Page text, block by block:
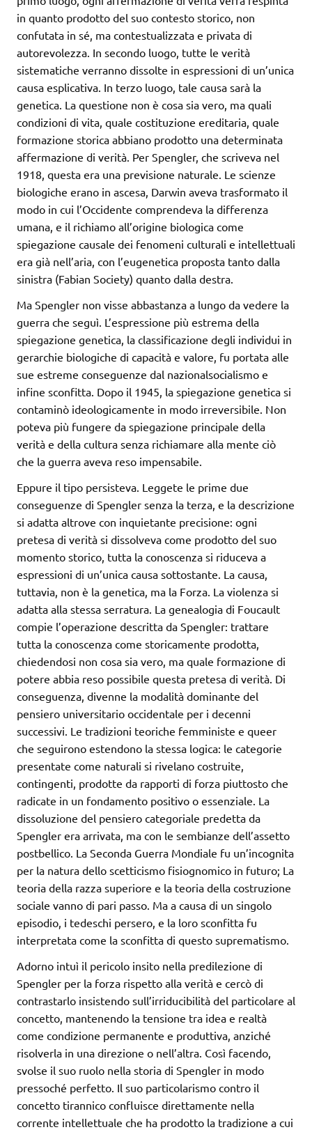
in quanto prodotto del suo contesto storico, non
confutata in sé, ma contestualizzata e privata di
autorevolezza. In secondo luogo, tutte le verità
sistematiche verranno dissolte in espressioni di un’unica
causa esplicativa. In terzo luogo, tale causa sarà la
genetica. La questione non è cosa sia vero, ma quali
condizioni di vita, quale costituzione ereditaria, quale
formazione storica abbiano prodotto una determinata
affermazione di verità. Per Spengler, che scriveva nel
1918, questa era una previsione naturale. Le scienze
biologiche erano in ascesa, Darwin aveva trasformato il
modo in cui l’Occidente comprendeva la differenza
umana, e il richiamo all’origine biologica come
spiegazione causale dei fenomeni culturali e intellettuali
era già nell’aria, con l’eugenetica proposta tanto dalla
sinistra (Fabian Society) quanto dalla destra.
Ma Spengler non visse abbastanza a lungo da vedere la
guerra che seguì. L’espressione più estrema della
spiegazione genetica, la classificazione degli individui in
gerarchie biologiche di capacità e valore, fu portata alle
sue estreme conseguenze dal nazionalsocialismo e
infine sconfitta. Dopo il 1945, la spiegazione genetica si
contaminò ideologicamente in modo irreversibile. Non
poteva più fungere da spiegazione principale della
verità e della cultura senza richiamare alla mente ciò
che la guerra aveva reso impensabile.
Eppure il tipo persisteva. Leggete le prime due
conseguenze di Spengler senza la terza, e la descrizione
si adatta altrove con inquietante precisione: ogni
pretesa di verità si dissolveva come prodotto del suo
momento storico, tutta la conoscenza si riduceva a
espressioni di un’unica causa sottostante. La causa,
tuttavia, non è la genetica, ma la Forza. La violenza si
adatta alla stessa serratura. La genealogia di Foucault
compie l’operazione descritta da Spengler: trattare
tutta la conoscenza come storicamente prodotta,
chiedendosi non cosa sia vero, ma quale formazione di
potere abbia reso possibile questa pretesa di verità. Di
conseguenza, divenne la modalità dominante del
pensiero universitario occidentale per i decenni
successivi. Le tradizioni teoriche femministe e queer
che seguirono estendono la stessa logica: le categorie
presentate come naturali si rivelano costruite,
contingenti, prodotte da rapporti di forza piuttosto che
radicate in un fondamento positivo o essenziale. La
dissoluzione del pensiero categoriale predetta da
Spengler era arrivata, ma con le sembianze dell’assetto
postbellico. La Seconda Guerra Mondiale fu un’incognita
per la natura dello scetticismo fisiognomico in futuro; La
teoria della razza superiore e la teoria della costruzione
sociale vanno di pari passo. Ma a causa di un singolo
episodio, i tedeschi persero, e la loro sconfitta fu
interpretata come la sconfitta di questo suprematismo.
Adorno intuì il pericolo insito nella predilezione di
Spengler per la forza rispetto alla verità e cercò di
contrastarlo insistendo sull’irriducibilità del particolare al
concetto, mantenendo la tensione tra idea e realtà
come condizione permanente e produttiva, anziché
risolverla in una direzione o nell’altra. Così facendo,
svolse il suo ruolo nella storia di Spengler in modo
pressoché perfetto. Il suo particolarismo contro il
concetto tirannico confluisce direttamente nella
corrente intellettuale che ha prodotto la tradizione a cui